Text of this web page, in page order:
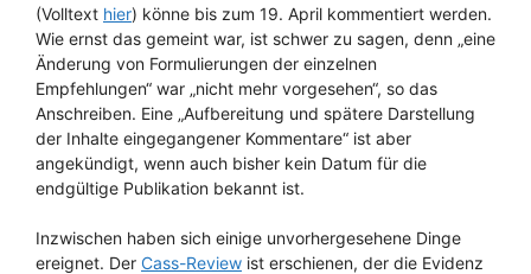
(Volltext hier) könne bis zum 19. April kommentiert werden.
Wie ernst das gemeint war, ist schwer zu sagen, denn „eine
Änderung von Formulierungen der einzelnen
Empfehlungen“ war „nicht mehr vorgesehen“, so das
Anschreiben. Eine „Aufbereitung und spätere Darstellung
der Inhalte eingegangener Kommentare“ ist aber
angekündigt, wenn auch bisher kein Datum für die
endgültige Publikation bekannt ist.
Inzwischen haben sich einige unvorhergesehene Dinge
ereignet. Der Cass-Review ist erschienen, der die Evidenz